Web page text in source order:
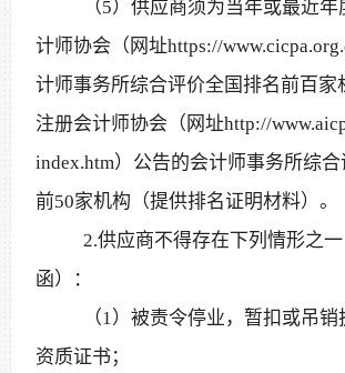
（5）供应商须为当年或最近年
计师协会（网址https://
计师事务所综合评价全国排名前百家
注册会计师协会（网址http://
index.htm）公告的会计师事务所综
前50家机构（提供排名证明材料）。
2.供应商不得存在下列情形之
函）：
（1）被责令停业，暂扣或吊销
资质证书；